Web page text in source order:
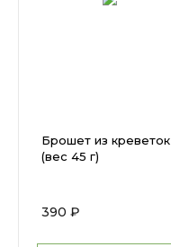
Брошет из креветок
(вес 45 г)
390 ₽